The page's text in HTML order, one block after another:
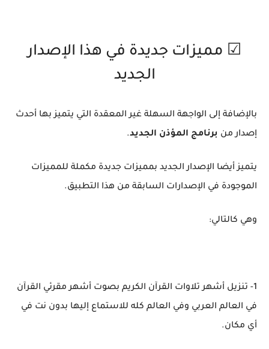
☑ مميزات جديدة في هذا الإصدار
الجديد
بالإضافة إلى الواجهة السهلة غير المعقدة التي يتميز بها أحدث
إصدار من برنامج المؤذن الجديد.
يتميز أيضا الإصدار الجديد بمميزات جديدة مكملة للمميزات
الموجودة في الإصدارات السابقة من هذا التطبيق.
وهي كالتالي:
1- تنزيل أشهر تلاوات القرآن الكريم بصوت أشهر مقرئي القرآن
في العالم العربي وفي العالم كله للاستماع إليها بدون نت في
أي مكان.